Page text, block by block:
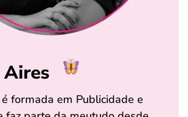
formada em Publicidade e